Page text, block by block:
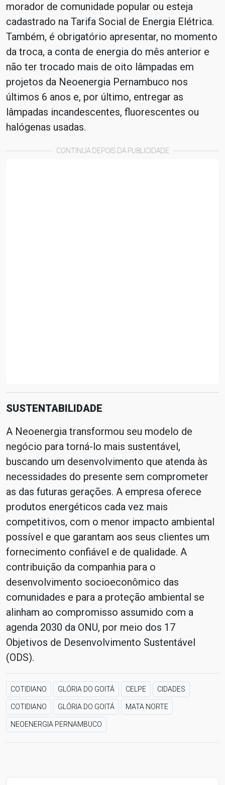
morador de comunidade popular ou esteja
cadastrado na Tarifa Social de Energia Elétrica.
Também, é obrigatório apresentar, no momento
da troca, a conta de energia do mês anterior e
não ter trocado mais de oito lâmpadas em
projetos da Neoenergia Pernambuco nos
últimos 6 anos e, por último, entregar as
lâmpadas incandescentes, fluorescentes ou
halógenas usadas.
CONTINUA DEPOIS DA PUBLICIDADE
SUSTENTABILIDADE
A Neoenergia transformou seu modelo de
negócio para torná-lo mais sustentável,
buscando um desenvolvimento que atenda às
necessidades do presente sem comprometer
as das futuras gerações. A empresa oferece
produtos energéticos cada vez mais
competitivos, com o menor impacto ambiental
possível e que garantam aos seus clientes um
fornecimento confiável e de qualidade. A
contribuição da companhia para o
desenvolvimento socioeconômico das
comunidades e para a proteção ambiental se
alinham ao compromisso assumido com a
agenda 2030 da ONU, por meio dos 17
Objetivos de Desenvolvimento Sustentável
(ODS).
COTIDIANO GLÓRIA DO GOITÁ CELPE CIDADES
COTIDIANO GLÓRIA DO GOITÁ MATA NORTE
NEOENERGIA PERNAMBUCO